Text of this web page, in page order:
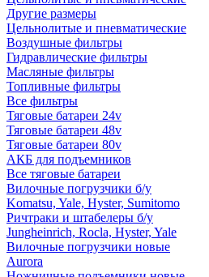
Другие размеры
Цельнолитые и пневматические
Воздушные фильтры
Гидравлические фильтры
Масляные фильтры
Топливные фильтры
Все фильтры
Тяговые батареи 24v
Тяговые батареи 48v
Тяговые батареи 80v
АКБ для подъемников
Все тяговые батареи
Вилочные погрузчики б/у
Komatsu, Yale, Hyster, Sumitomo
Ричтраки и штабелеры б/у
Jungheinrich, Rocla, Hyster, Yale
Вилочные погрузчики новые
Aurora